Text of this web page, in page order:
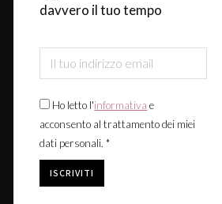
Iscriviti alla newsletter
e acconsento al
dati personali. *
davvero il tuo tempo
Ho letto l'informativa e
acconsento al trattamento dei miei
dati personali. *